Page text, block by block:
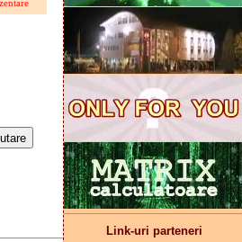
Link-uri parteneri